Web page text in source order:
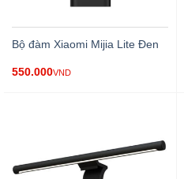
Bộ đàm Xiaomi Mijia Lite Đen
550.000VND